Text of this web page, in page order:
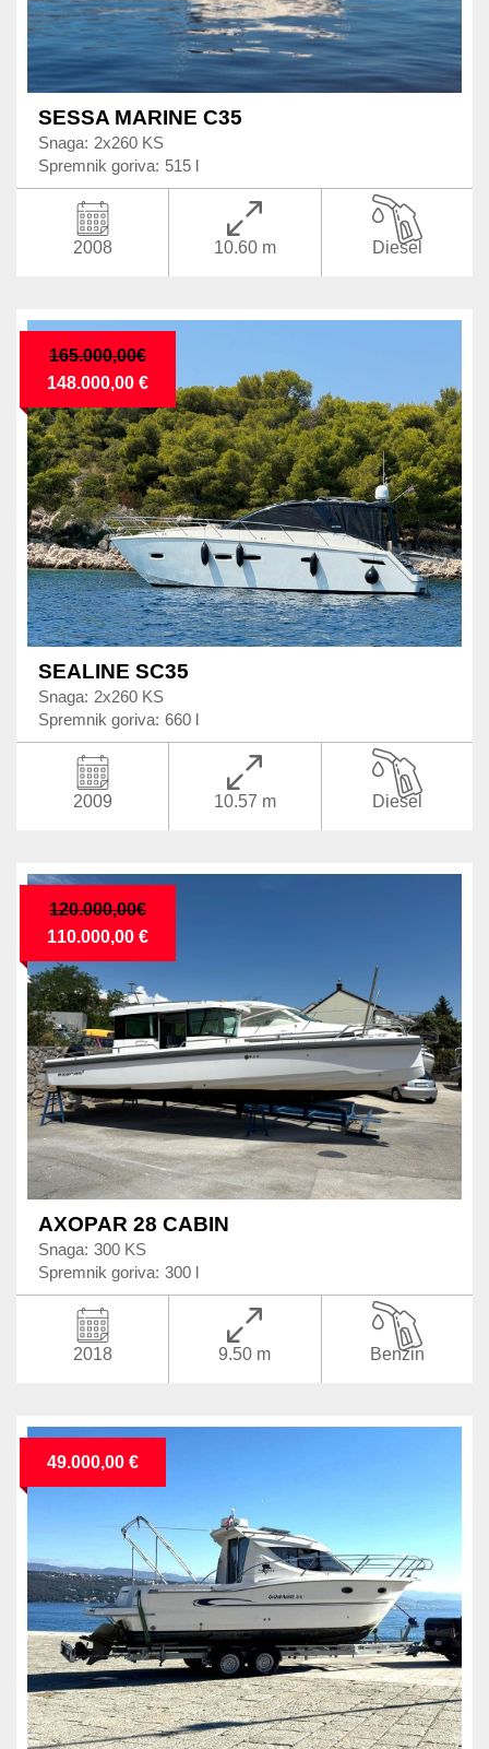
SESSA MARINE C35
Snaga: 2x260 KS
Spremnik goriva: 515 l
2008 10.60 m Diesel
165.000,00€
148.000,00 €
SEALINE SC35
Snaga: 2x260 KS
Spremnik goriva: 660 l
2009 10.57 m Diesel
120.000,00€
110.000,00 €
AXOPAR 28 CABIN
Snaga: 300 KS
Spremnik goriva: 300 l
2018 9.50 m Benzin
49.000,00 €